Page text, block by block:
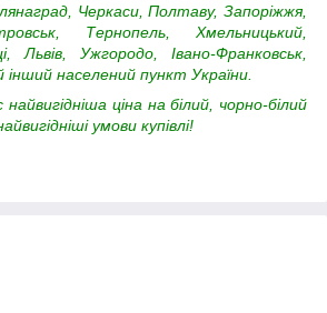
Черкаси, Полтаву, Запоріжжя,
Тернопель, Хмельницький,
Львів, Ужгородо, Івано-Франковськ,
інший населений пункт України.
ціна на білий, чорно-білий
умови купівлі!